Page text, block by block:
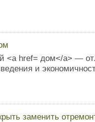
<a href= дом</a> —
и
заменить